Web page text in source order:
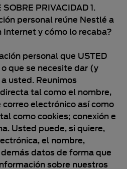
PRIVACIDAD 1.
personal reúne Nestlé a
y cómo lo recaba?
personal que USTED
que se necesite dar (y
usted. Reunimos
tal como el nombre,
electrónico así como
como cookies; conexión e
Usted puede, si quiere,
el nombre,
datos de forma que
sobre nuestros